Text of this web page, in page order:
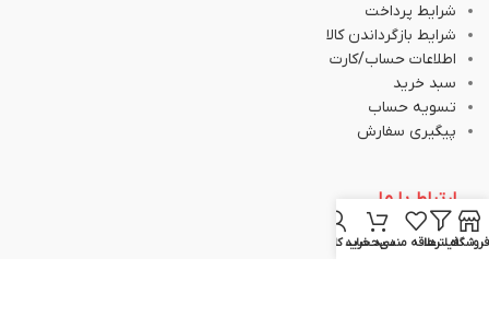
شرایط پرداخت
شرایط بازگرداندن کالا
اطلاعات حساب/کارت
سبد خرید
تسویه حساب
پیگیری سفارش
ارتباط با ما
فروشگاهفیلترهاعلاقه مندیسبد خرید
حساب کاربری من